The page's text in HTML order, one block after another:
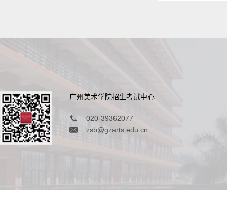
广州美术学院招生考试中心
020-39362077
zsb@gzarts.edu.cn